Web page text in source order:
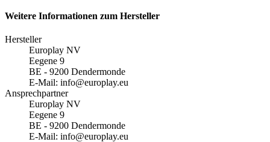
Weitere Informationen zum Hersteller
Hersteller
Europlay NV
Eegene 9
BE - 9200 Dendermonde
E-Mail: info@europlay.eu
Ansprechpartner
Europlay NV
Eegene 9
BE - 9200 Dendermonde
E-Mail: info@europlay.eu